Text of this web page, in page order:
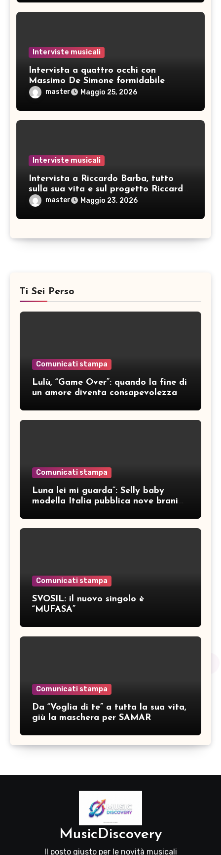
Interviste musicali
Intervista a quattro occhi con
Massimo De Simone formidabile
artistamaster Maggio 25, 2026
Interviste musicali
Intervista a Riccardo Barba, tutto
sulla sua vita e sul progetto Riccardo
Barba Big Band: pianista, direttore
d’orchestra… e non solo!
master Maggio 23, 2026
Ti Sei Perso
Comunicati stampa
Lulù, “Game Over”: quando la fine di
un amore diventa consapevolezza
Comunicati stampa
Luna lei mi guarda”: Selly baby
modella Italia pubblica nove brani
Comunicati stampa
SVOSIL: il nuovo singolo è
“MUFASA”
Comunicati stampa
Da “Voglia di te” a tutta la sua vita,
giù la maschera per SAMAR
MusicDiscovery
Il posto giusto per le novità musicali